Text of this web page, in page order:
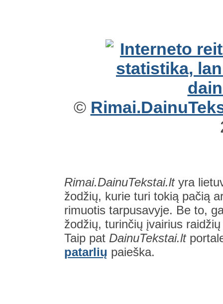
©
Rimai.DainuTekstai.ltyra
žodžių, kurie turi tokią pačią
rimuotis tarpusavyje. Be to,
žodžių, turinčių įvairius
Taip pat DainuTekstai.lt
patarlių paieška.